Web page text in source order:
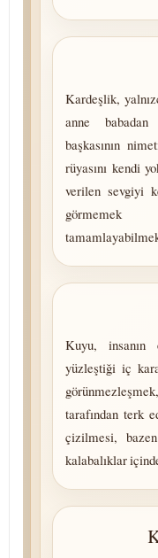
Kardeşlik,
anne
başkasının
rüyasını kendi
verilen sevgiyi
görmemek
Kuyu, insanın
yüzleştiği iç
tarafından terk
çizilmesi,
kalabalıklar